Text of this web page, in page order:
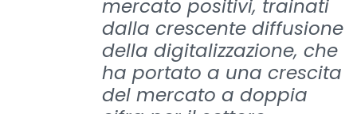
mercato positivi, trainati
dalla crescente diffusione
della digitalizzazione, che
ha portato a una crescita
del mercato a doppia